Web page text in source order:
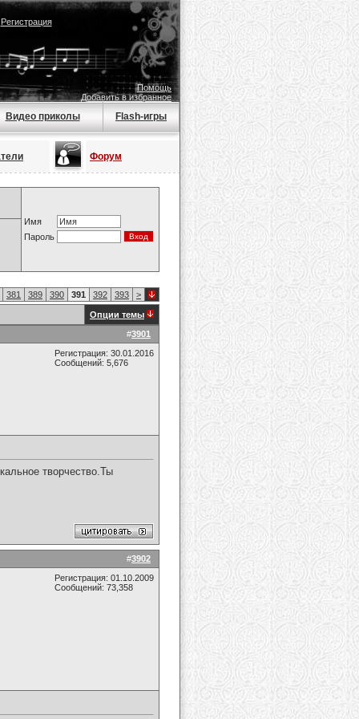
Регистрация
Помощь
Добавить в избранное
Видео приколы Flash-игры
Форум
Имя
Пароль
381 389 390 391 392 393 >
Опции темы
#3901
Регистрация: 30.01.2016
Сообщений: 5,676
творчество.Ты
#3902
Регистрация: 01.10.2009
Сообщений: 73,358